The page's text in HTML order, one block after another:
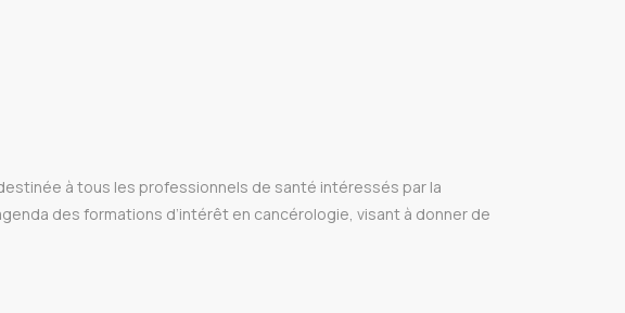
à tous les professionnels de santé intéressés par la
des formations d’intérêt en cancérologie, visant à donner de